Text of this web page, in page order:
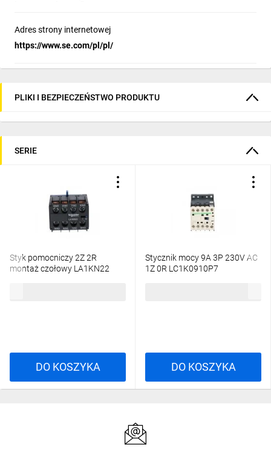
Adres strony internetowej
https://www.se.com/pl/pl/
PLIKI I BEZPIECZEŃSTWO PRODUKTU
SERIE
Styk pomocniczy 2Z 2R
montaż czołowy LA1KN22
DO KOSZYKA
Stycznik mocy 9A 3P 230V AC
1Z 0R LC1K0910P7
DO KOSZYKA